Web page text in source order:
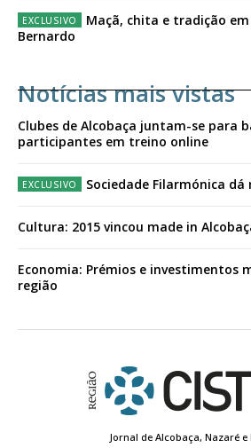
Maçã, chita e tradição
Bernardo
Notícias mais vistas
Clubes de Alcobaça juntam-se para
participantes em treino online
Sociedade Filarmónica dá
Cultura: 2015 vincou made in
Economia: Prémios e investimentos
região
Jornal de Alcobaça, Nazaré